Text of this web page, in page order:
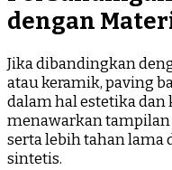
dengan
Jika dibandingkan
atau keramik, paving
dalam hal estetika dan
menawarkan tampilan
serta lebih tahan
sintetis.